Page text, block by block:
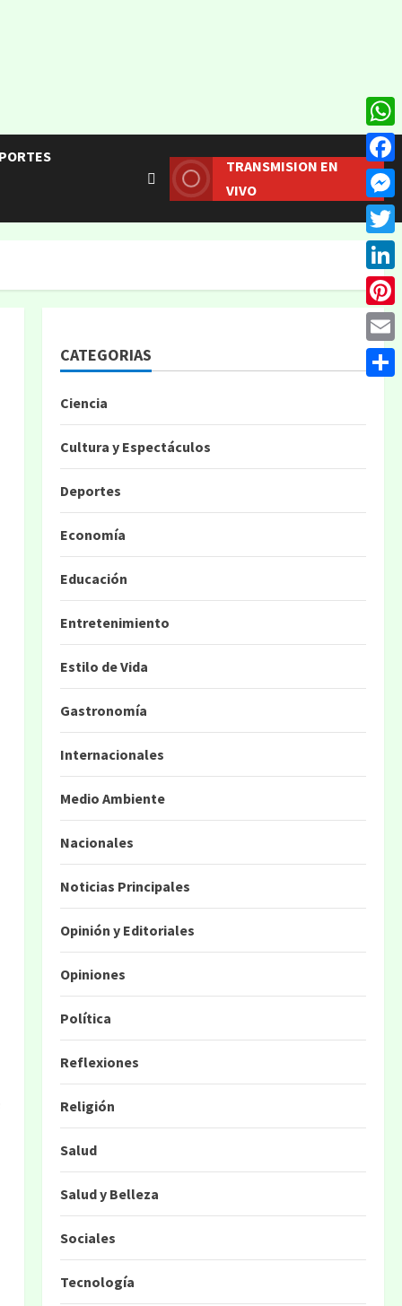
TRANSMISION EN
VIVO
CATEGORIAS
Ciencia
Cultura y Espectáculos
Deportes
Economía
Educación
Entretenimiento
Estilo de Vida
Gastronomía
Internacionales
Medio Ambiente
Nacionales
Noticias Principales
Opinión y Editoriales
Opiniones
Política
Reflexiones
Religión
Salud
Salud y Belleza
Sociales
Tecnología
Email